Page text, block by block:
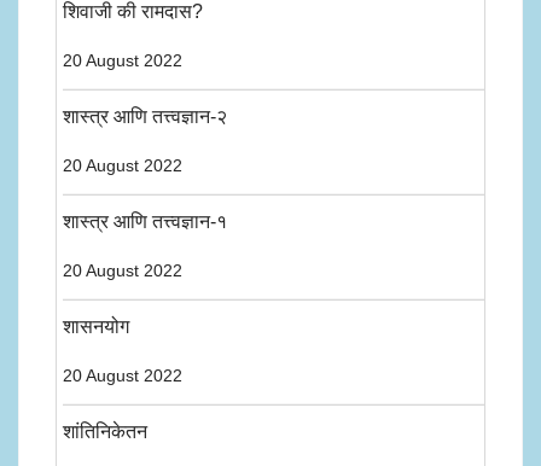
शिवाजी की रामदास?
20 August 2022
शास्त्र आणि तत्त्वज्ञान-२
20 August 2022
शास्त्र आणि तत्त्वज्ञान-१
20 August 2022
शासनयोग
20 August 2022
शांतिनिकेतन